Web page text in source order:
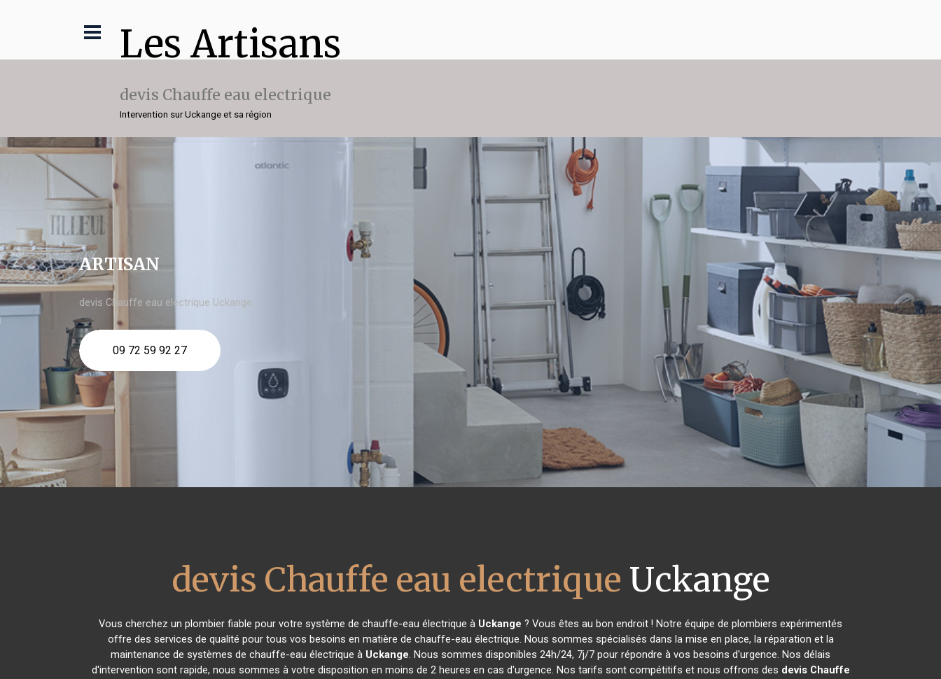
Les Artisans
devis Chauffe eau electrique
Intervention sur Uckange et sa région
ARTISAN
devis Chauffe eau electrique Uckange
09 72 59 92 27
devis Chauffe eau electrique Uckange
Vous cherchez un plombier fiable pour votre système de chauffe-eau électrique à Uckange ? Vous êtes au bon endroit ! Notre équipe de plombiers expérimentés
offre des services de qualité pour tous vos besoins en matière de chauffe-eau électrique. Nous sommes spécialisés dans la mise en place, la réparation et la
maintenance de systèmes de chauffe-eau électrique à Uckange. Nous sommes disponibles 24h/24, 7j/7 pour répondre à vos besoins d'urgence. Nos délais
d'intervention sont rapide, nous sommes à votre disposition en moins de 2 heures en cas d'urgence. Nos tarifs sont compétitifs et nous offrons des devis Chauffe